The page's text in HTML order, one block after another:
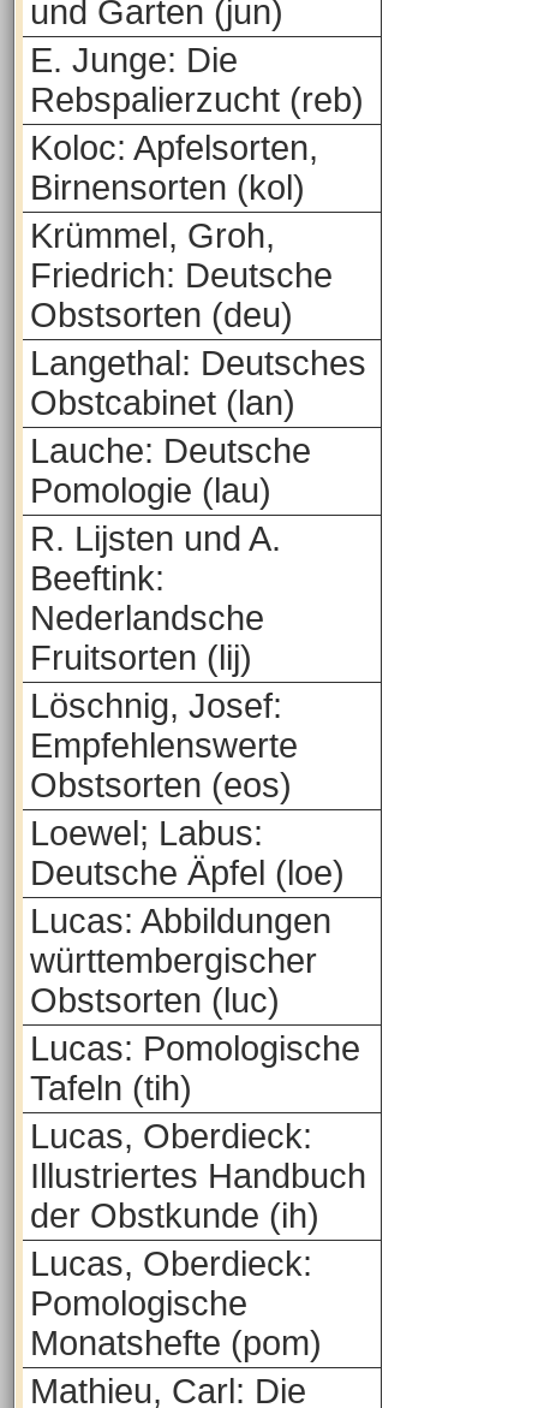
und Garten (jun)
E. Junge: Die
Rebspalierzucht (reb)
Koloc: Apfelsorten,
Birnensorten (kol)
Krümmel, Groh,
Friedrich: Deutsche
Obstsorten (deu)
Langethal: Deutsches
Obstcabinet (lan)
Lauche: Deutsche
Pomologie (lau)
R. Lijsten und A.
Beeftink:
Nederlandsche
Fruitsorten (lij)
Löschnig, Josef:
Empfehlenswerte
Obstsorten (eos)
Loewel; Labus:
Deutsche Äpfel (loe)
Lucas: Abbildungen
württembergischer
Obstsorten (luc)
Lucas: Pomologische
Tafeln (tih)
Lucas, Oberdieck:
Illustriertes Handbuch
der Obstkunde (ih)
Lucas, Oberdieck:
Pomologische
Monatshefte (pom)
Mathieu, Carl: Die